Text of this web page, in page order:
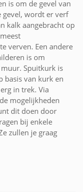
is om de gevel van
gevel, wordt er verf
kalk aangebracht op
verven. Een andere
is om
Spuitkurk is
basis van kurk en
in trek. Via
mogelijkheden
dit doen door
bij enkele
zullen je graag